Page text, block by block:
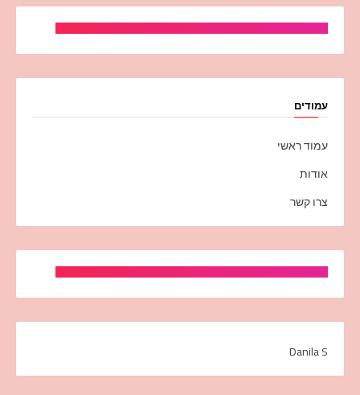
עמודים
עמוד ראשי
אודות
צרו קשר
Danila S